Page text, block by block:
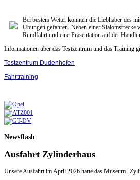
Bei bestem Wetter konnten die Liebhaber des
Übungen gefahren. Neben einer
Rundfahrt und eine Präsentation auf der
Informationen über das Testzentrum und das Training
Testzentrum Dudenhofen
Fahrtraining
Newsflash
Ausfahrt Zylinderhaus
Unsere Ausfahrt im April 2026 hatte das Museum